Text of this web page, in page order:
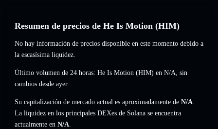
Resumen de precios de He Is Motion (HIM)
No hay información de precios disponible en este momento debido a
la escasísima liquidez.
Último volumen de 24 horas: He Is Motion (HIM) en N/A, sin
cambios desde ayer.
Su capitalización de mercado actual es aproximadamente de N/A.
La liquidez en los principales DEXes de Solana se encuentra
actualmente en N/A.